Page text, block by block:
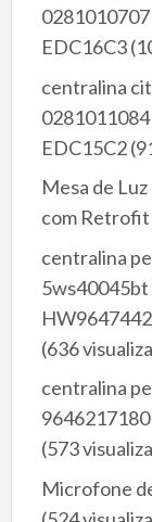
EDC16C3
centralina
EDC15C2
Mesa de
com
centralina
(636
centralina
(573
Microfone